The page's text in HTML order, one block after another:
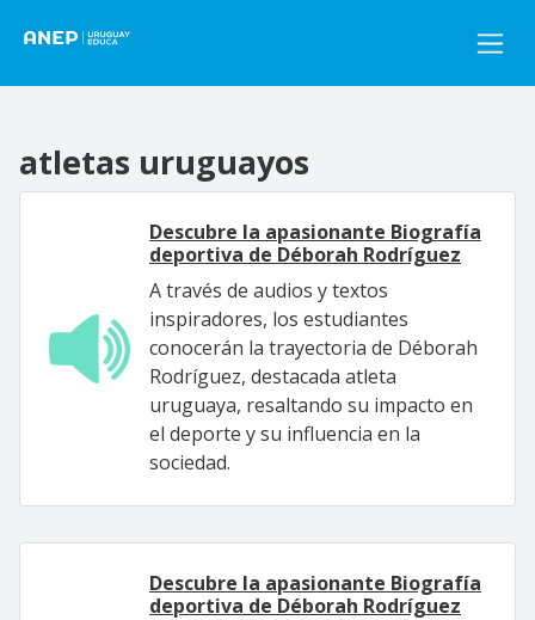
atletas uruguayos
Descubre la apasionante Biografía
deportiva de Déborah Rodríguez
A través de audios y textos
inspiradores, los estudiantes
conocerán la trayectoria de Déborah
Rodríguez, destacada atleta
uruguaya, resaltando su impacto en
el deporte y su influencia en la
sociedad.
Descubre la apasionante Biografía
deportiva de Déborah Rodríguez